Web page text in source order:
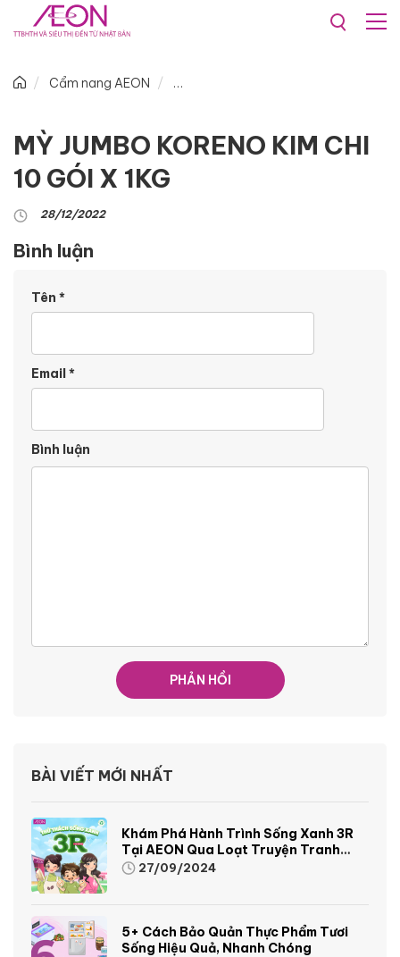
Cẩm nang AEON
MỲ JUMBO KORENO KIM CHI
10 GÓI X 1KG
28/12/2022
Bình luận
Tên *
Email*
Bình luận
BÀI VIẾT MỚI NHẤT
Khám Phá Hành Trình Sống Xanh 3R
Tại AEON Qua Loạt Truyện Tranh
Sinh Động Và Thú Vị
27/09/2024
5+ Cách Bảo Quản Thực Phẩm Tươi
Sống Hiệu Quả, Nhanh Chóng